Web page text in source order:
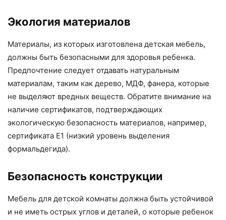
Экология материалов
Материалы, из которых изготовлена детская мебель,
должны быть безопасными для здоровья ребенка.
Предпочтение следует отдавать натуральным
материалам, таким как дерево, МДФ, фанера, которые
не выделяют вредных веществ. Обратите внимание на
наличие сертификатов, подтверждающих
экологическую безопасность материалов, например,
сертификата E1 (низкий уровень выделения
формальдегида).
Безопасность конструкции
Мебель для детской комнаты должна быть устойчивой
и не иметь острых углов и деталей, о которые ребенок